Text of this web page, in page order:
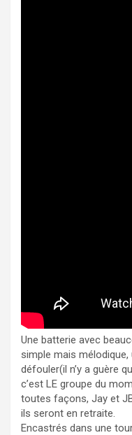
Une batterie avec
simple mais
défouler(il n’y a guère
c’est LE groupe du
toutes façons, Jay et
ils seront en retraite.
Encastrés dans une